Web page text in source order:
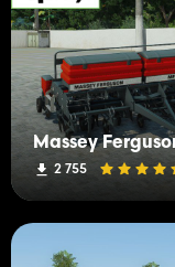
Massey
2 755